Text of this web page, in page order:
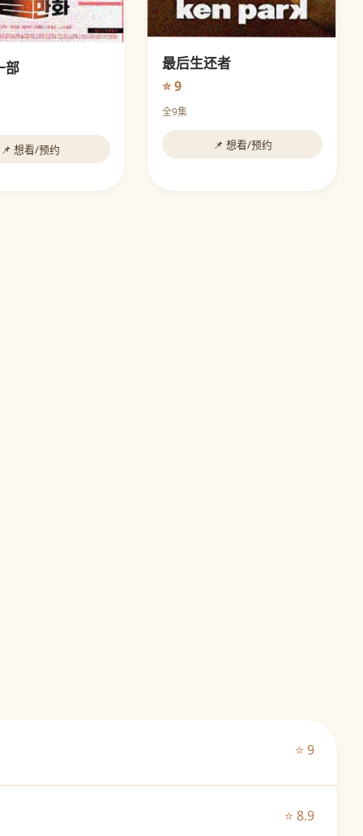
部
📌 想看/预约
最后生还者
⭐ 9
全9集
📌 想看/预约
⭐ 9
⭐ 8.9